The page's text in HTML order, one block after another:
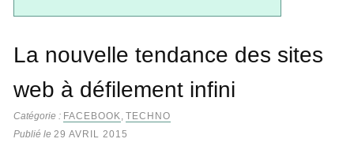
La nouvelle tendance des sites
web à défilement infini
Catégorie : FACEBOOK, TECHNO
Publié le 29 AVRIL 2015